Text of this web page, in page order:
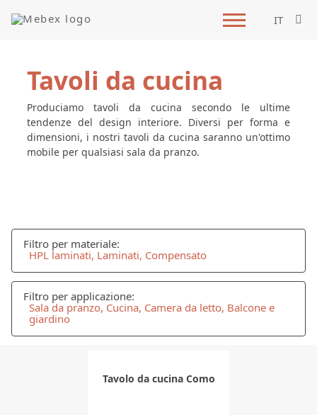
IT
Tavoli da cucina
Produciamo tavoli da cucina secondo le ultime
tendenze del design interiore. Diversi per forma e
dimensioni, i nostri tavoli da cucina saranno un'ottimo
mobile per qualsiasi sala da pranzo.
Filtro per materiale:
HPL laminati, Laminati, Compensato
Filtro per applicazione:
Sala da pranzo, Cucina, Camera da letto, Balcone e
giardino
Tavolo da cucina Como